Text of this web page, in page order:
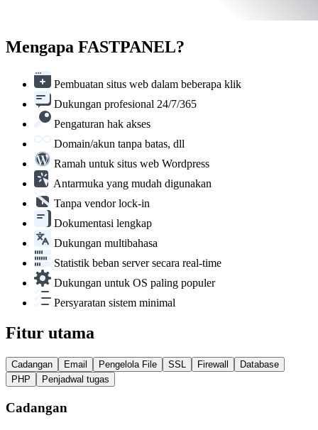
Mengapa FASTPANEL?
Pembuatan situs web dalam beberapa klik
Dukungan profesional 24/7/365
Pengaturan hak akses
Domain/akun tanpa batas, dll
Ramah untuk situs web Wordpress
Antarmuka yang mudah digunakan
Tanpa vendor lock-in
Dokumentasi lengkap
Dukungan multibahasa
Statistik beban server secara real-time
Dukungan untuk OS paling populer
Persyaratan sistem minimal
Fitur utama
Cadangan Email Pengelola File SSL Firewall
Database
PHP
Penjadwal tugas
Cadangan